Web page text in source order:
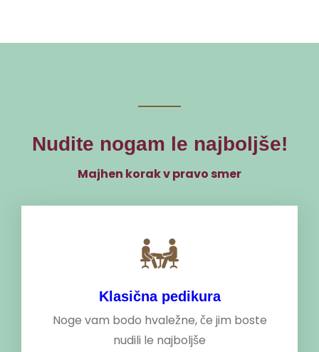
Nudite nogam le najboljše!
Majhen korak v pravo smer
Klasična pedikura
Noge vam bodo hvaležne, če jim boste
nudili le najboljše